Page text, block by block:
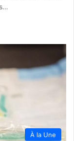
À la Une